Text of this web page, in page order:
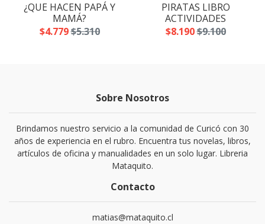
¿QUE HACEN PAPÁ Y
MAMÁ?
$4.779$5.310
PIRATAS LIBRO
ACTIVIDADES
$8.190$9.100
Sobre Nosotros
Brindamos nuestro servicio a la comunidad de Curicó con 30
años de experiencia en el rubro. Encuentra tus novelas, libros,
artículos de oficina y manualidades en un solo lugar. Libreria
Mataquito.
Contacto
matias@mataquito.cl